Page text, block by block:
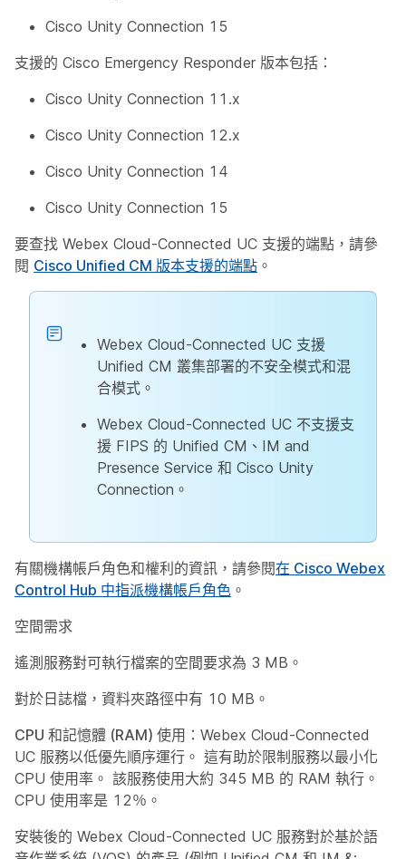
Cisco Unity Connection 15
支援的 Cisco Emergency Responder 版本包括：
Cisco Unity Connection 11.x
Cisco Unity Connection 12.x
Cisco Unity Connection 14
Cisco Unity Connection 15
要查找 Webex Cloud-Connected UC 支援的端點，請參
閱 Cisco Unified CM 版本支援的端點 。
Webex Cloud-Connected UC 支援
Unified CM 叢集部署的不安全模式和混
合模式。
Webex Cloud-Connected UC 不支援支
援 FIPS 的 Unified CM、IM and
Presence Service 和 Cisco Unity
Connection。
有關機構帳戶角色和權利的資訊，請參閱在 Cisco Webex
Control Hub 中指派機構帳戶角色 。
空間需求
遙測服務對可執行檔案的空間要求為 3 MB。
對於日誌檔，資料夾路徑中有 10 MB。
CPU 和記憶體 (RAM) 使用 ：Webex Cloud-Connected
UC 服務以低優先順序運行。 這有助於限制服務以最小化
CPU 使用率。 該服務使用大約 345 MB 的 RAM 執行。
CPU 使用率是 12％。
安裝後的 Webex Cloud-Connected UC 服務對於基於語